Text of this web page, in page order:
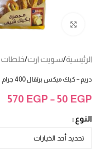
انقر للتكبير
الرئيسية/سويت ارت/خلطات
دريم – كيك ميكس برتقال 400 جرام
50 EGP
–
570 EGP
النوع